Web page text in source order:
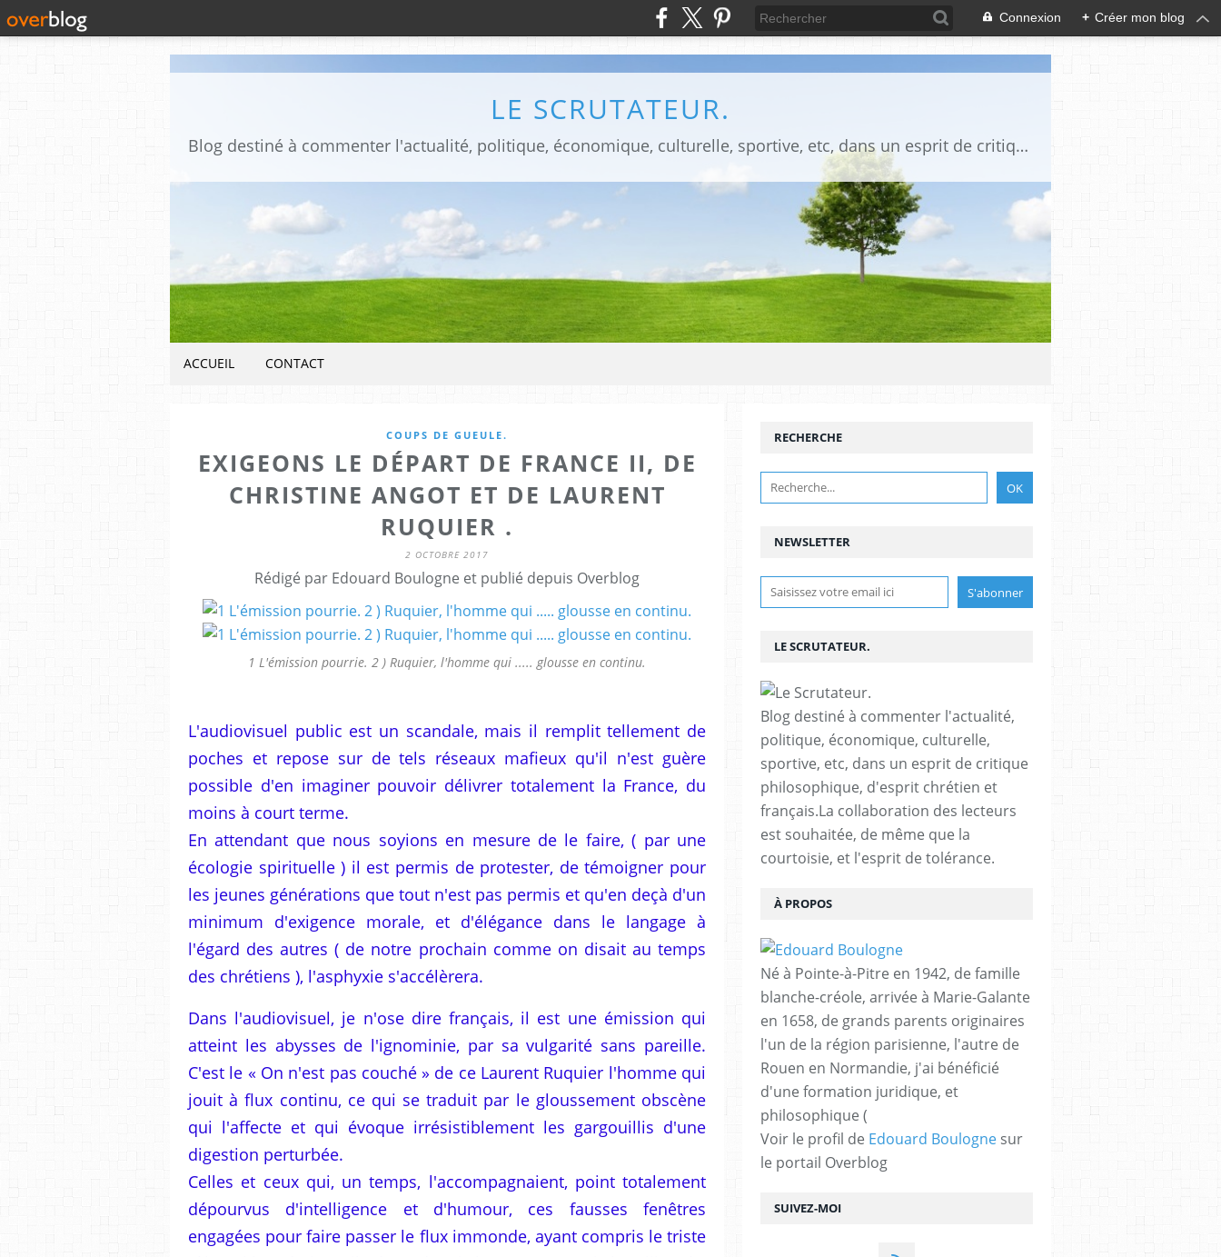
Connexion + Créer mon blog
LE SCRUTATEUR.
Blog destiné à commenter l'actualité, politique, économique, culturelle, sportive, etc, dans un esprit de critique philosophique, d'esprit chrétien et français.La collaboration des lecteurs est souhaitée, de même que la courtoisie, et l'esprit de tolérance.
ACCUEIL CONTACT
COUPS DE GUEULE.
EXIGEONS LE DÉPART DE FRANCE II, DE
CHRISTINE ANGOT ET DE LAURENT
RUQUIER .
2 OCTOBRE 2017
Rédigé par Edouard Boulogne et publié depuis Overblog
1 L'émission pourrie. 2 ) Ruquier, l'homme qui ..... glousse en continu.
L'audiovisuel public est un scandale, mais il remplit tellement de
poches et repose sur de tels réseaux mafieux qu'il n'est guère
possible d'en imaginer pouvoir délivrer totalement la France, du
moins à court terme.
En attendant que nous soyions en mesure de le faire, ( par une
écologie spirituelle ) il est permis de protester, de témoigner pour
les jeunes générations que tout n'est pas permis et qu'en deçà d'un
minimum d'exigence morale, et d'élégance dans le langage à
l'égard des autres ( de notre prochain comme on disait au temps
des chrétiens ), l'asphyxie s'accélèrera.
Dans l'audiovisuel, je n'ose dire français, il est une émission qui
atteint les abysses de l'ignominie, par sa vulgarité sans pareille.
C'est le « On n'est pas couché » de ce Laurent Ruquier l'homme qui
jouit à flux continu, ce qui se traduit par le gloussement obscène
qui l'affecte et qui évoque irrésistiblement les gargouillis d'une
digestion perturbée.
Celles et ceux qui, un temps, l'accompagnaient, point totalement
dépourvus d'intelligence et d'humour, ces fausses fenêtres
engagées pour faire passer le flux immonde, ayant compris le triste
NEWSLETTER
SUIVEZ-MOI
RECHERCHE
LE SCRUTATEUR.
Blog destiné à commenter l'actualité,
politique, économique, culturelle,
sportive, etc, dans un esprit de critique
philosophique, d'esprit chrétien et
français.La collaboration des lecteurs
est souhaitée, de même que la
courtoisie, et l'esprit de tolérance.
À PROPOS
Né à Pointe-à-Pitre en 1942, de famille
blanche-créole, arrivée à Marie-Galante
en 1658, de grands parents originaires
l'un de la région parisienne, l'autre de
Rouen en Normandie, j'ai bénéficié
d'une formation juridique, et
philosophique (
Voir le profil de Edouard Boulogne sur
le portail Overblog